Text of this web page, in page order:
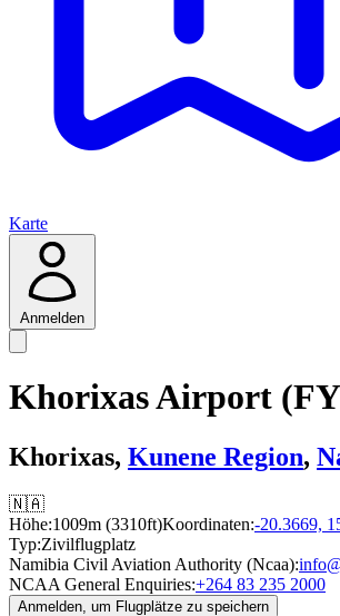
Karte
Anmelden
Khorixas Airport
Khorixas, Kunene Region,
🇳🇦
Höhe:1009m (3310ft)Koordinaten:-20.3669,
Typ:Zivilflugplatz
Namibia Civil Aviation Authority (Ncaa):
NCAA General Enquiries:+264 83 235 2000
Anmelden, um Flugplätze zu speichern